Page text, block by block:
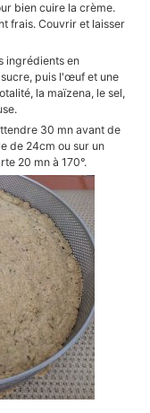
bien cuire la crème.
frais. Couvrir et laisser
ingrédients en
puis l'œuf et une
la maïzena, le sel,
30 mn avant de
de 24cm ou sur un
20 mn à 170°.